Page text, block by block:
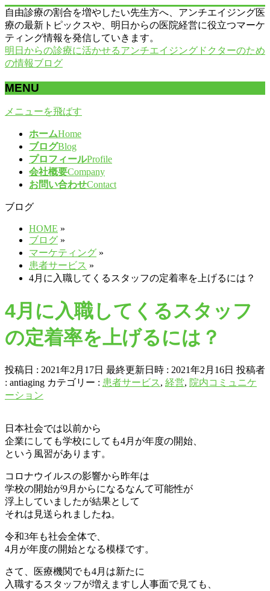
自由診療の割合を増やしたい先生方へ、アンチエイジング医
療の最新トピックスや、明日からの医院経営に役立つマーケ
ティング情報を発信していきます。
明日からの診療に活かせるアンチエイジングドクターのため
の情報ブログ
MENU
メニューを飛ばす
ホームHome
ブログBlog
プロフィールProfile
会社概要Company
お問い合わせContact
ブログ
HOME »
ブログ »
マーケティング »
患者サービス »
4月に入職してくるスタッフの定着率を上げるには？
4月に入職してくるスタッフ
の定着率を上げるには？
投稿日 : 2021年2月17日 最終更新日時 : 2021年2月16日 投稿者
: antiaging カテゴリー : 患者サービス , 経営, 院内コミュニケ
ーション
日本社会では以前から
企業にしても学校にしても4月が年度の開始、
という風習があります。
コロナウイルスの影響から昨年は
学校の開始が9月からになるなんて可能性が
浮上していましたが結果として
それは見送られましたね。
令和3年も社会全体で、
4月が年度の開始となる模様です。
さて、医療機関でも4月は新たに
入職するスタッフが増えますし人事面で見ても、